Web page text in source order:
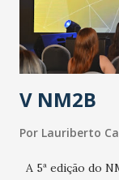
secretário.
contaminação
população e ao
estratificação do
V NM2B
Por Lauriberto
A 5ª edição do